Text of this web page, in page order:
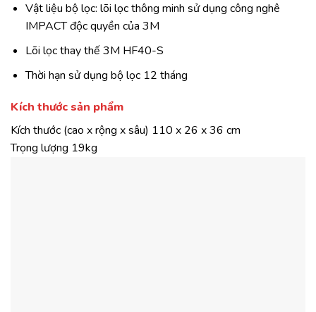
Vật liệu bộ lọc: lõi lọc thông minh sử dụng công nghê
IMPACT độc quyền của 3M
Lõi lọc thay thế 3M HF40-S
Thời hạn sử dụng bộ lọc 12 tháng
Kích thước sản phẩm
Kích thước (cao x rộng x sâu) 110 x 26 x 36 cm
Trọng lượng 19kg